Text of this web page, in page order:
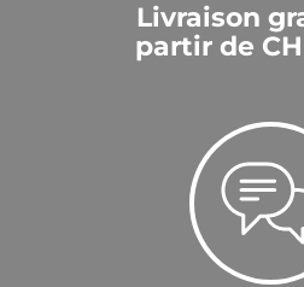
Livraison
partir de